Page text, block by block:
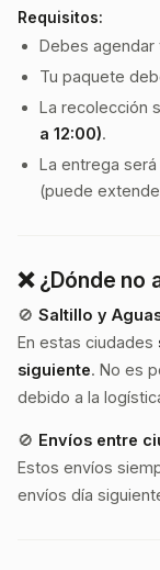
Requisitos:
Debes agendar
Tu paquete
La recolección
a 12:00).
La entrega
(puede
❌ ¿Dónde no
🚫 Saltillo y
En estas ciudades
siguiente. No es
debido a la
🚫 Envíos entre
Estos envíos
envíos día